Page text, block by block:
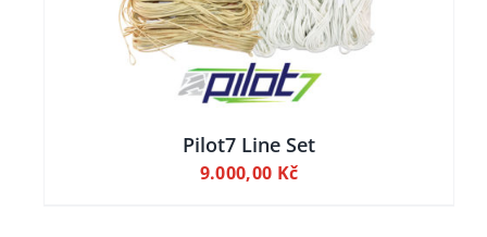
Pilot7 Line Set
9.000,00 Kč